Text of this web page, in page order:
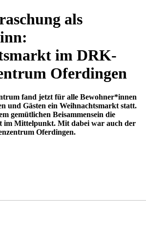
als
im DRK-
Oferdingen
fand jetzt für alle Bewohner*innen
und Gästen ein Weihnachtsmarkt statt.
gemütlichen Beisammensein die
im Mittelpunkt. Mit dabei war auch der
Oferdingen.